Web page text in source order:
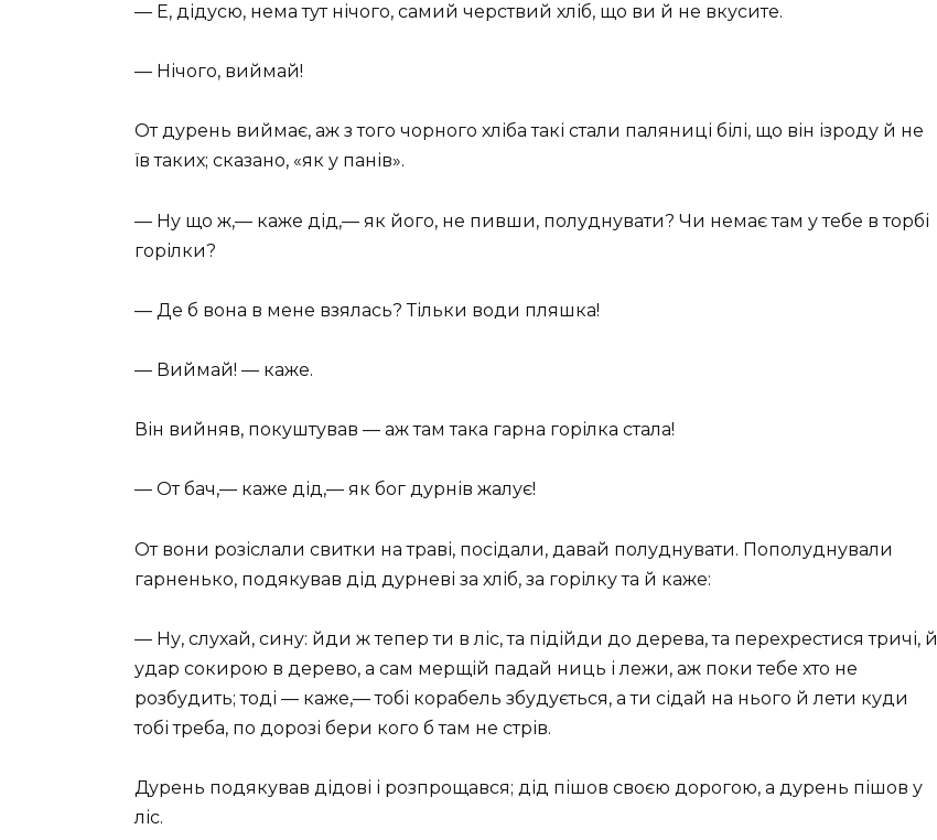
— Е, дідусю, нема тут нічого, самий черствий хліб, що ви й не вкусите.
— Нічого, виймай!
От дурень виймає, аж з того чорного хліба такі стали паляниці білі, що він ізроду й не
їв таких; сказано, «як у панів».
— Ну що ж,— каже дід,— як його, не пивши, полуднувати? Чи немає там у тебе в торбі
горілки?
— Де б вона в мене взялась? Тільки води пляшка!
— Виймай! — каже.
Він вийняв, покуштував — аж там така гарна горілка стала!
— От бач,— каже дід,— як бог дурнів жалує!
От вони розіслали свитки на траві, посідали, давай полуднувати. Пополуднували
гарненько, подякував дід дурневі за хліб, за горілку та й каже:
— Ну, слухай, сину: йди ж тепер ти в ліс, та підійди до дерева, та перехрестися тричі, й
удар сокирою в дерево, а сам мерщій падай ниць і лежи, аж поки тебе хто не
розбудить; тоді — каже,— тобі корабель збудується, а ти сідай на нього й лети куди
тобі треба, по дорозі бери кого б там не стрів.
Дурень подякував дідові і розпрощався; дід пішов своєю дорогою, а дурень пішов у
ліс.